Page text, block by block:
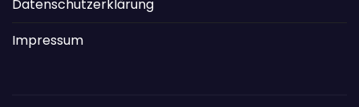
Datenschutzerklärung
Impressum